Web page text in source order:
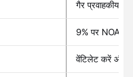
गैर प्रवाहकीय,
9% पर NOAEL
वेंटिलेट करें और